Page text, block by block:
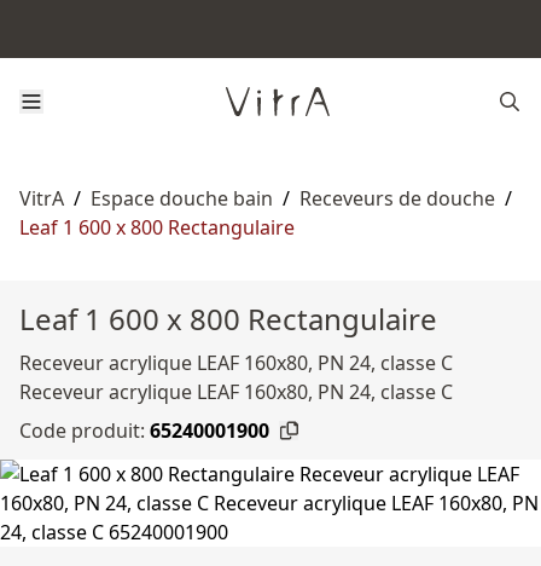
VitrA / Espace douche bain / Receveurs de douche /
Leaf 1 600 x 800 Rectangulaire
Leaf 1 600 x 800 Rectangulaire
Receveur acrylique LEAF 160x80, PN 24, classe C
Receveur acrylique LEAF 160x80, PN 24, classe C
Code produit: 65240001900